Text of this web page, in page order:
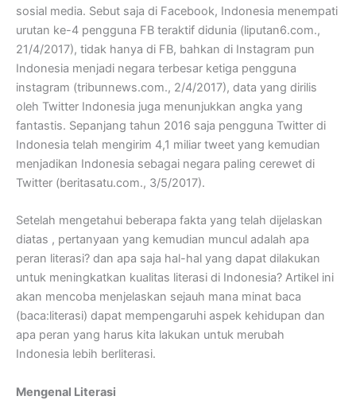
sosial media. Sebut saja di Facebook, Indonesia menempati
urutan ke-4 pengguna FB teraktif didunia (liputan6.com.,
21/4/2017), tidak hanya di FB, bahkan di Instagram pun
Indonesia menjadi negara terbesar ketiga pengguna
instagram (tribunnews.com., 2/4/2017), data yang dirilis
oleh Twitter Indonesia juga menunjukkan angka yang
fantastis. Sepanjang tahun 2016 saja pengguna Twitter di
Indonesia telah mengirim 4,1 miliar tweet yang kemudian
menjadikan Indonesia sebagai negara paling cerewet di
Twitter (beritasatu.com., 3/5/2017).
Setelah mengetahui beberapa fakta yang telah dijelaskan
diatas , pertanyaan yang kemudian muncul adalah apa
peran literasi? dan apa saja hal-hal yang dapat dilakukan
untuk meningkatkan kualitas literasi di Indonesia? Artikel ini
akan mencoba menjelaskan sejauh mana minat baca
(baca:literasi) dapat mempengaruhi aspek kehidupan dan
apa peran yang harus kita lakukan untuk merubah
Indonesia lebih berliterasi.
Mengenal Literasi